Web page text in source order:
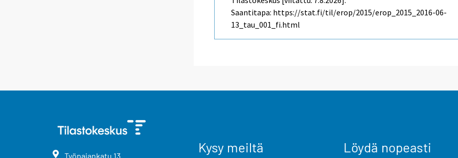
Saantitapa: https://stat.fi/til/erop/2015/erop_2015_2016-06-
13_tau_001_fi.html
Työpajankatu 13
Kysy meiltä Löydä nopeasti